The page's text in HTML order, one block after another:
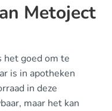
Metoject
het goed om te
is in apotheken
in deze
maar het kan